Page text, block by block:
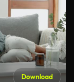
Download